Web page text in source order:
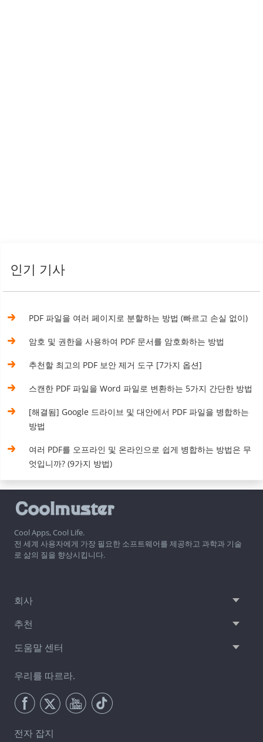
인기 기사
PDF 파일을 여러 페이지로 분할하는 방법 (빠르고 손실 없이)
암호 및 권한을 사용하여 PDF 문서를 암호화하는 방법
추천할 최고의 PDF 보안 제거 도구 [7가지 옵션]
스캔한 PDF 파일을 Word 파일로 변환하는 5가지 간단한 방법
[해결됨] Google 드라이브 및 대안에서 PDF 파일을 병합하는
방법
여러 PDF를 오프라인 및 온라인으로 쉽게 병합하는 방법은 무
엇입니까? (9가지 방법)
Cool Apps, Cool Life.
전 세계 사용자에게 가장 필요한 소프트웨어를 제공하고 과학과 기술
로 삶의 질을 향상시킵니다.
회사
추천
도움말 센터
우리를 따르라.
전자 잡지